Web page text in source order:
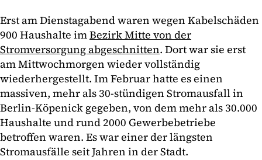
Erst am Dienstagabend waren wegen Kabelschäden
900 Haushalte imBezirk Mitte von der
Stromversorgung abgeschnitten. Dort war sie erst
am Mittwochmorgen wieder vollständig
wiederhergestellt. Im Februar hatte es einen
massiven, mehr als 30-stündigen Stromausfall in
Berlin-Köpenick gegeben, von dem mehr als 30.000
Haushalte und rund 2000 Gewerbebetriebe
betroffen waren. Es war einer der längsten
Stromausfälle seit Jahren in der Stadt.